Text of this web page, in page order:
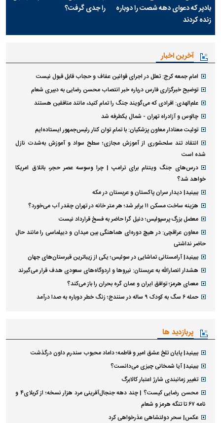
بادپر که دعوای دهه شصت را دوباره
زنده کردند
را جدی گرفت؟
آخرین اخبار
امام جمعه کرج: تعلل در اجرای قوانین عفاف و حجاب قابل قبول نیست
توضیح خبرگزاری فارس درباره خبر انتصاب محسن رضایی به دبیری شعام
علم‌الهدی: افرادی که می‌گویند جنگ را تمام کنید، مانند منافقین هستند
چالوس و آزادراه تهران - شمال یکطرفه شد
توئیت معنادار معاون پزشکیان: با تمام توان کنار رئیس‌جمهور ایستاده‌ایم
انتقاد تند سلحشوری از آموزش مجازی؛ سطح سواد و آموزش به‌شدت نازل
شده است
درس‌های جنگ ویتنام برای ترامپ | چرا وسوسه عصر حجر، باتلاق امریکا
خواهد شد؟
ببینید| دیدار سران پاکستان و عربستان در مکه
هزینه ساخت مسکن ۱۱ برابر شد؛ هر متر خانه در تهران چقدر آب می‌خورد؟
معضل بزرگ پرسپولیس؛ دنیل گرا حاضر به فسخ قرارداد نیست
معاون عراقچی: در هیچ دوره‌ای هماهنگی بین میدان و دیپلماسی را مانند حال
حاضر نداشتی
ببینید| آرامستانی تماشایی در سوئیس؛ یکی از زیباترین قبرستان‌های جهان
هشدار انصارالله به عربستان: نیروها و اردوگاه‌های سعودی هدف قرار می‌گیرند
معمای هرمز؛ توافق ایران و عمان گره بحران را باز می‌کند؟
حمله ۶ سگ به کودک ۹ ساله در سنندج؛ زنگ خطر دوباره به صدا درآمد
پربازدید ها
ببینید| پایان تلخ عشق امیر و فاطمه؛ داماد محبوب سندرم داون درگذشت
ببینید| آیا شمخانی چیزی می‌دانست؟
تغییر زمانبندی‌ شارژ اعتبار کالابرگ
محسن رضایی کیست؟ | چند دهه جنجال‌آفرینی مرد هزار نسخه؛ از کربلای۴ و
نامه ۶۷ تا تنگه هرمز و شعام
عکس| سحر دولتشاهی عذرخواهی کرد